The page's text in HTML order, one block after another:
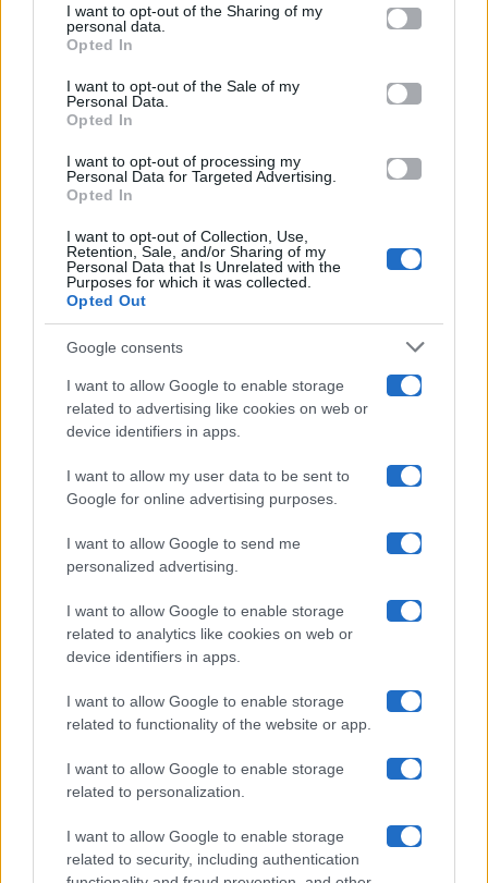
disclose it to other third parties.
Please note that this website/app uses one or more Google
services and may gather and store information including but
not limited to your visit or usage behaviour. You may click to
grant or deny consent to Google and its third-party tags to
consent section.
I want to opt-out of the Sharing of my
personal data.
Opted In
I want to opt-out of the Sale of my
Personal Data.
Opted In
I want to opt-out of processing my
Personal Data for Targeted Advertising.
Opted In
I want to opt-out of Collection, Use,
Retention, Sale, and/or Sharing of my
Personal Data that Is Unrelated with the
Purposes for which it was collected.
Opted Out
Google consents
I want to allow Google to enable storage
related to advertising like cookies on web or
device identifiers in apps.
I want to allow my user data to be sent to
Google for online advertising purposes.
I want to allow Google to send me
personalized advertising.
I want to allow Google to enable storage
related to analytics like cookies on web or
device identifiers in apps.
I want to allow Google to enable storage
related to functionality of the website or app.
I want to allow Google to enable storage
related to personalization.
I want to allow Google to enable storage
related to security, including authentication
Televisione
Programmi TV
Amici
Ballando Con Le Stelle
Grande Fratello
Isola Dei Famosi
Uomini E Donne
Maste S.r.l.
Chi siamo
Collabora con noi
Contatti
Privacy Policy
Cookie Policy